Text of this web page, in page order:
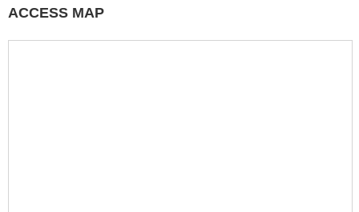
ACCESS MAP